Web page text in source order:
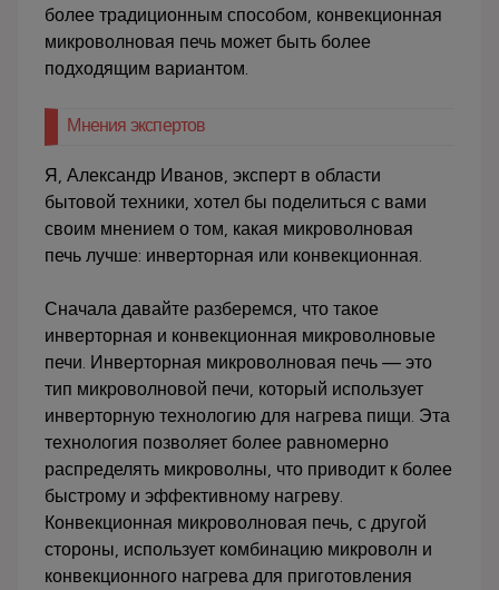
более традиционным способом, конвекционная
микроволновая печь может быть более
подходящим вариантом.
Мнения экспертов
Я, Александр Иванов, эксперт в области
бытовой техники, хотел бы поделиться с вами
своим мнением о том, какая микроволновая
печь лучше: инверторная или конвекционная.
Сначала давайте разберемся, что такое
инверторная и конвекционная микроволновые
печи. Инверторная микроволновая печь — это
тип микроволновой печи, который использует
инверторную технологию для нагрева пищи. Эта
технология позволяет более равномерно
распределять микроволны, что приводит к более
быстрому и эффективному нагреву.
Конвекционная микроволновая печь, с другой
стороны, использует комбинацию микроволн и
конвекционного нагрева для приготовления